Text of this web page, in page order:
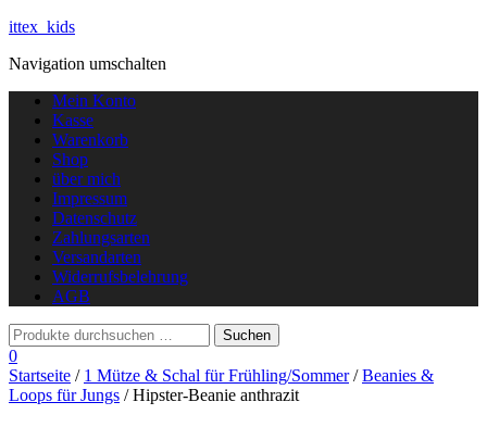
ittex_kids
Navigation umschalten
Mein Konto
Kasse
Warenkorb
Shop
über mich
Impressum
Datenschutz
Zahlungsarten
Versandarten
Widerrufsbelehrung
AGB
0
Startseite / 1 Mütze & Schal für Frühling/Sommer/Beanies &
Loops für Jungs / Hipster-Beanie anthrazit